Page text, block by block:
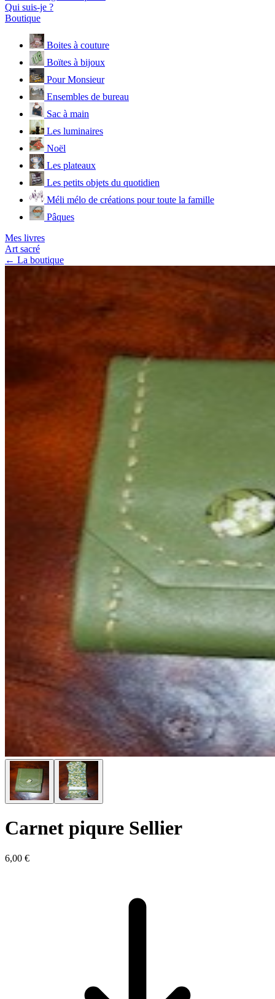
Qui suis-je ?
Boutique
Boites à couture
Boïtes à bijoux
Pour Monsieur
Ensembles de bureau
Sac à main
Les luminaires
Noël
Les plateaux
Les petits objets du quotidien
Méli mélo de créations pour toute la famille
Pâques
Mes livres
Art sacré
← La boutique
Carnet piqure Sellier
6,00 €